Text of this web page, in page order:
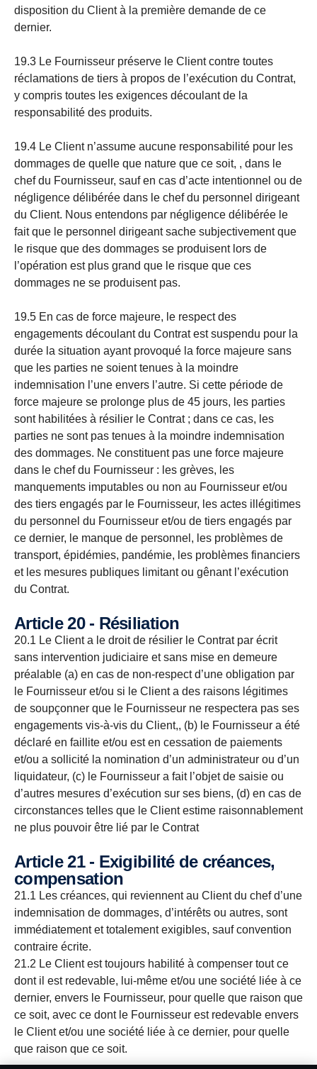
disposition du Client à la première demande de ce
dernier.
19.3 Le Fournisseur préserve le Client contre toutes
réclamations de tiers à propos de l’exécution du Contrat,
y compris toutes les exigences découlant de la
responsabilité des produits.
19.4 Le Client n’assume aucune responsabilité pour les
dommages de quelle que nature que ce soit, , dans le
chef du Fournisseur, sauf en cas d’acte intentionnel ou de
négligence délibérée dans le chef du personnel dirigeant
du Client. Nous entendons par négligence délibérée le
fait que le personnel dirigeant sache subjectivement que
le risque que des dommages se produisent lors de
l’opération est plus grand que le risque que ces
dommages ne se produisent pas.
19.5 En cas de force majeure, le respect des
engagements découlant du Contrat est suspendu pour la
durée la situation ayant provoqué la force majeure sans
que les parties ne soient tenues à la moindre
indemnisation l’une envers l’autre. Si cette période de
force majeure se prolonge plus de 45 jours, les parties
sont habilitées à résilier le Contrat ; dans ce cas, les
parties ne sont pas tenues à la moindre indemnisation
des dommages. Ne constituent pas une force majeure
dans le chef du Fournisseur : les grèves, les
manquements imputables ou non au Fournisseur et/ou
des tiers engagés par le Fournisseur, les actes illégitimes
du personnel du Fournisseur et/ou de tiers engagés par
ce dernier, le manque de personnel, les problèmes de
transport, épidémies, pandémie, les problèmes financiers
et les mesures publiques limitant ou gênant l’exécution
du Contrat.
Article 20 - Résiliation
20.1 Le Client a le droit de résilier le Contrat par écrit
sans intervention judiciaire et sans mise en demeure
préalable (a) en cas de non-respect d’une obligation par
le Fournisseur et/ou si le Client a des raisons légitimes
de soupçonner que le Fournisseur ne respectera pas ses
engagements vis-à-vis du Client,, (b) le Fournisseur a été
déclaré en faillite et/ou est en cessation de paiements
et/ou a sollicité la nomination d’un administrateur ou d’un
liquidateur, (c) le Fournisseur a fait l’objet de saisie ou
d’autres mesures d’exécution sur ses biens, (d) en cas de
circonstances telles que le Client estime raisonnablement
ne plus pouvoir être lié par le Contrat
Article 21 - Exigibilité de créances,
compensation
21.1 Les créances, qui reviennent au Client du chef d’une
indemnisation de dommages, d’intérêts ou autres, sont
immédiatement et totalement exigibles, sauf convention
contraire écrite.
21.2 Le Client est toujours habilité à compenser tout ce
dont il est redevable, lui-même et/ou une société liée à ce
dernier, envers le Fournisseur, pour quelle que raison que
ce soit, avec ce dont le Fournisseur est redevable envers
le Client et/ou une société liée à ce dernier, pour quelle
que raison que ce soit.